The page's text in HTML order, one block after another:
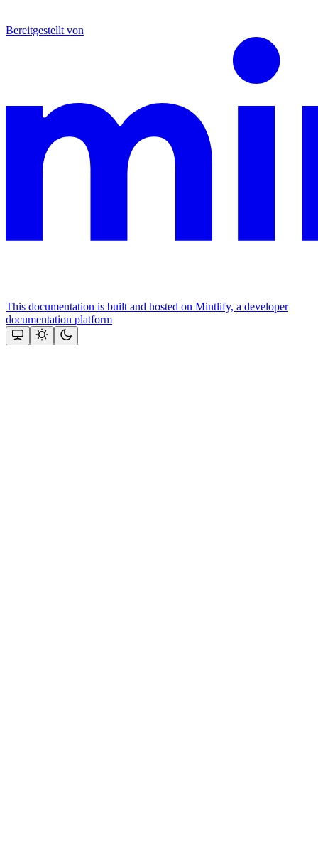
Bereitgestellt von
This documentation is built and hosted on Mintlify, a developer
documentation platform